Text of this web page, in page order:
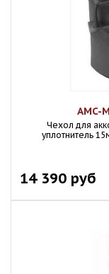
AMC-
Чехол для
уплотнитель
14 390 руб